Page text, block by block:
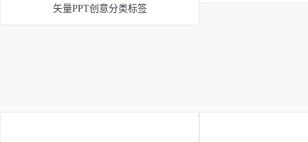
矢量PPT创意分类标签